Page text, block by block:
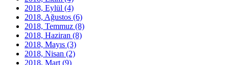
2018, Eylül (4)
2018, Ağustos (6)
2018, Temmuz (8)
2018, Haziran (8)
2018, Mayıs (3)
2018, Nisan (2)
2018, Mart (9)